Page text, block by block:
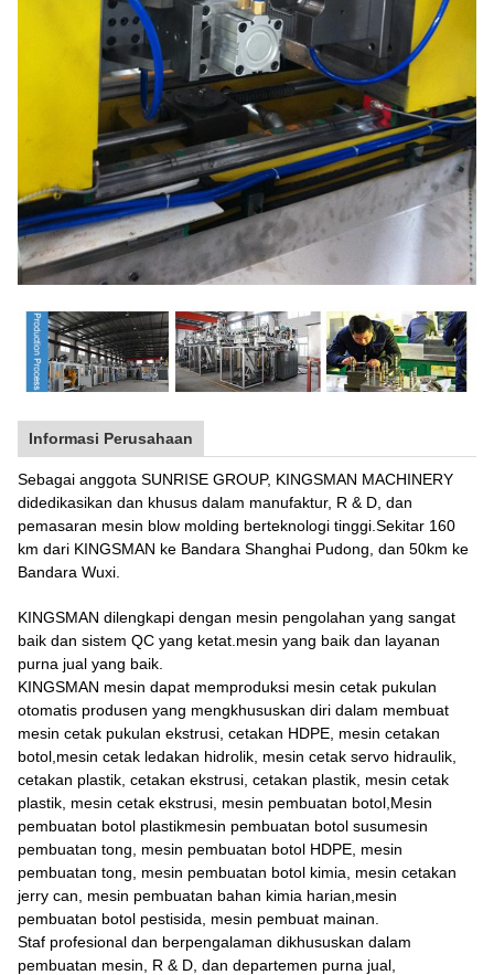
Informasi Perusahaan
Sebagai anggota SUNRISE GROUP, KINGSMAN MACHINERY
didedikasikan dan khusus dalam manufaktur, R & D, dan
pemasaran mesin blow molding berteknologi tinggi.Sekitar 160
km dari KINGSMAN ke Bandara Shanghai Pudong, dan 50km ke
Bandara Wuxi.
KINGSMAN dilengkapi dengan mesin pengolahan yang sangat
baik dan sistem QC yang ketat.mesin yang baik dan layanan
purna jual yang baik.
KINGSMAN mesin dapat memproduksi mesin cetak pukulan
otomatis produsen yang mengkhususkan diri dalam membuat
mesin cetak pukulan ekstrusi, cetakan HDPE, mesin cetakan
botol,mesin cetak ledakan hidrolik, mesin cetak servo hidraulik,
cetakan plastik, cetakan ekstrusi, cetakan plastik, mesin cetak
plastik, mesin cetak ekstrusi, mesin pembuatan botol,Mesin
pembuatan botol plastikmesin pembuatan botol susumesin
pembuatan tong, mesin pembuatan botol HDPE, mesin
pembuatan tong, mesin pembuatan botol kimia, mesin cetakan
jerry can, mesin pembuatan bahan kimia harian,mesin
pembuatan botol pestisida, mesin pembuat mainan.
Staf profesional dan berpengalaman dikhususkan dalam
pembuatan mesin, R & D, dan departemen purna jual,